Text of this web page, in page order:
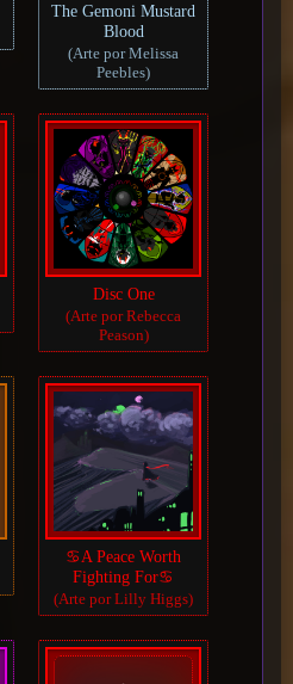
The Gemoni Mustard
Blood
(Arte por Melissa
Peebles)
Disc One
(Arte por Rebecca
Peason)
♋️A Peace Worth
Fighting For♋️
(Arte por Lilly Higgs)